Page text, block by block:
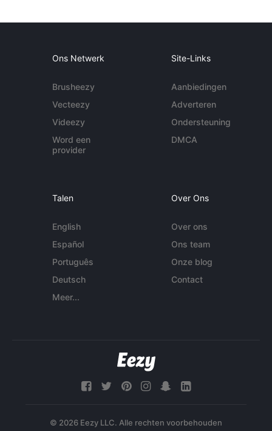
Ons Netwerk
Brusheezy
Vecteezy
Videezy
Word een
provider
Site-Links
Aanbiedingen
Adverteren
Ondersteuning
DMCA
Talen
English
Español
Português
Deutsch
Meer...
Over Ons
Over ons
Ons team
Onze blog
Contact
© 2026 Eezy LLC. Alle rechten voorbehouden